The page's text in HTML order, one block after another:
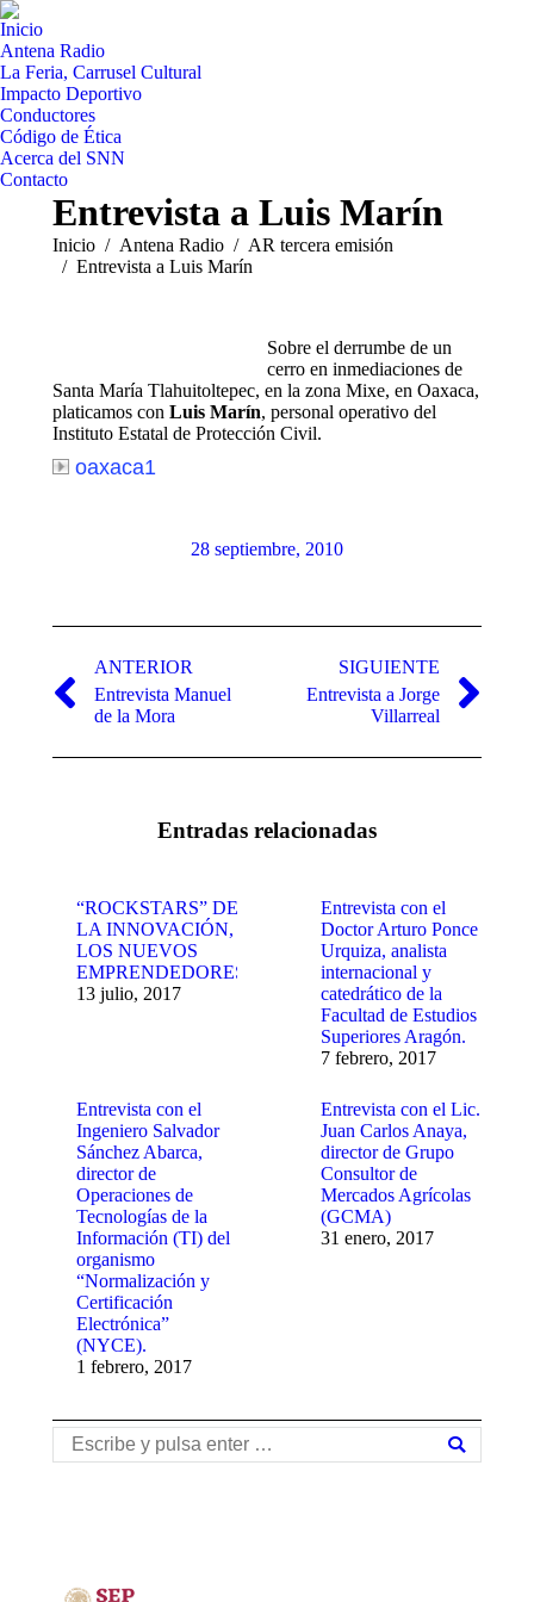
Inicio
Antena Radio
La Feria, Carrusel Cultural
Impacto Deportivo
Conductores
Código de Ética
Acerca del SNN
Contacto
Entrevista a Luis Marín
Estás aquí:
Inicio Antena Radio
AR tercera emisión
Entrevista a Luis Marín
Sobre el derrumbe de un
cerro en inmediaciones de
Santa María Tlahuitoltepec, en la zona Mixe, en Oaxaca,
platicamos con Luis Marín, personal operativo del
Instituto Estatal de Protección Civil.
oaxaca1
28 septiembre, 2010
entre
publicaciones
ANTERIOR
Publicación
anterior:
Entrevista Manuel
de la Mora
SIGUIENTE
Publicación
Entrevista a Jorge
Villarreal
Entradas relacionadas
“ROCKSTARS” DE
LA INNOVACIÓN,
LOS NUEVOS
EMPRENDEDORES
13 julio, 2017
Entrevista con el
Doctor Arturo Ponce
Urquiza, analista
internacional y
catedrático de la
Facultad de Estudios
Superiores Aragón.
7 febrero, 2017
Entrevista con el
Ingeniero Salvador
Sánchez Abarca,
director de
Operaciones de
Tecnologías de la
Información (TI) del
organismo
“Normalización y
Certificación
Electrónica”
(NYCE).
1 febrero, 2017
Entrevista con el Lic.
Juan Carlos Anaya,
director de Grupo
Consultor de
Mercados Agrícolas
(GCMA)
31 enero, 2017
Buscar: